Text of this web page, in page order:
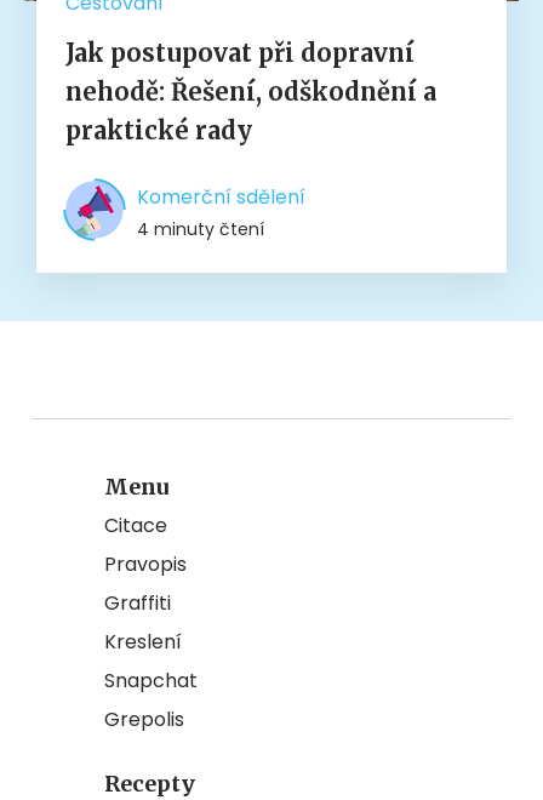
Jak postupovat při dopravní
nehodě: Řešení, odškodnění a
praktické rady
Komerční sdělení
4 minuty čtení
Menu
Citace
Pravopis
Graffiti
Kreslení
Snapchat
Grepolis
Recepty